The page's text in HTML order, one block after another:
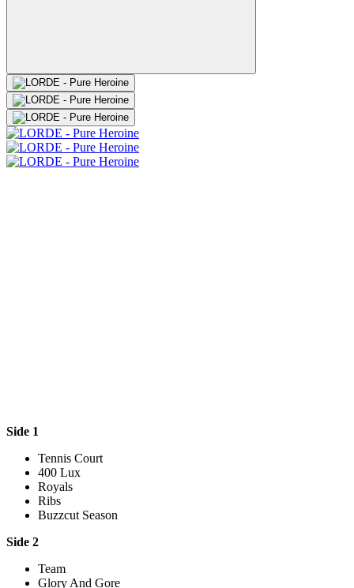
Side 1
Tennis Court
400 Lux
Royals
Ribs
Buzzcut Season
Side 2
Team
Glory And Gore